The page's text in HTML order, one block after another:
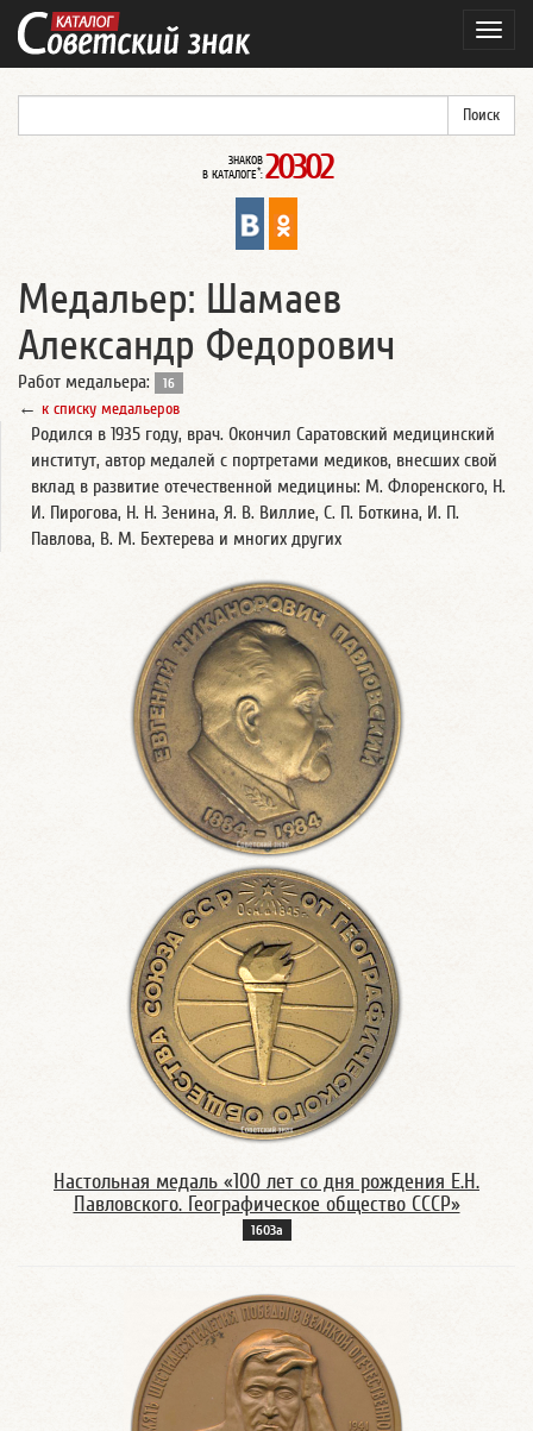
ЗНАКОВ
В КАТАЛОГЕ*: 20302
Медальер: Шамаев
Александр Федорович
Работ медальера: 16
← к списку медальеров
Родился в 1935 году, врач. Окончил Саратовский медицинский
институт, автор медалей с портретами медиков, внесших свой
вклад в развитие отечественной медицины: М. Флоренского, Н.
И. Пирогова, Н. Н. Зенина, Я. В. Виллие, С. П. Боткина, И. П.
Павлова, В. М. Бехтерева и многих других
Настольная медаль «100 лет со дня рождения Е.Н.
Павловского. Географическое общество СССР»
1603а